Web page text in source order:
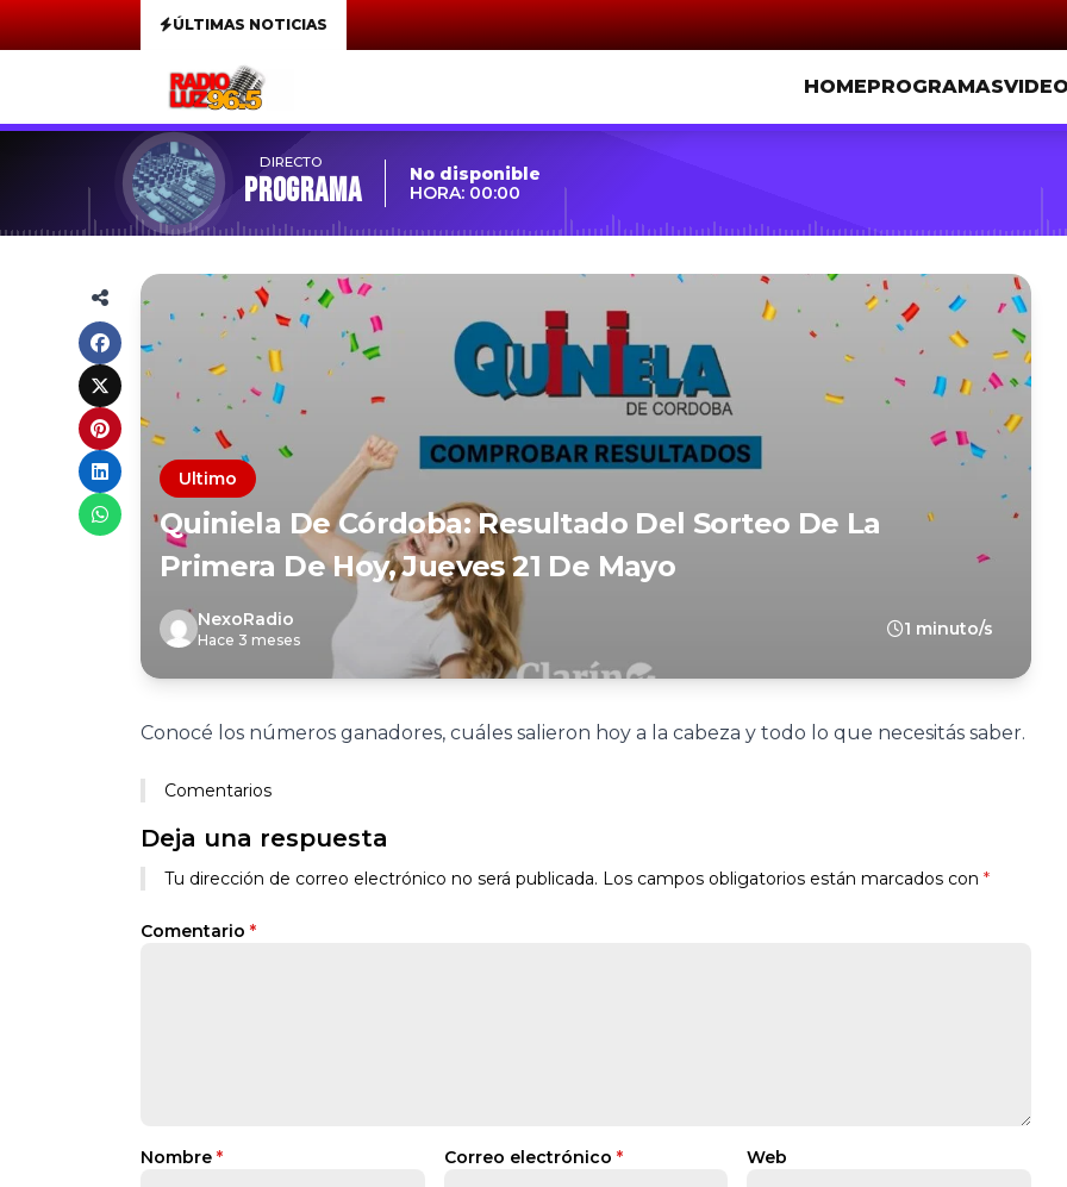
ÚLTIMAS NOTICIAS
HOMEPROGRAMAS
DIRECTO
Programa
No disponible
HORA: 00:00
Ultimo
Quiniela De Córdoba: Resultado Del Sorteo De La
Primera De Hoy, Jueves 21 De Mayo
NexoRadio
Hace 3 meses
1 minuto/s
Conocé los números ganadores, cuáles salieron hoy a la cabeza y todo lo que necesitás saber.
Comentarios
Deja una respuesta
Tu dirección de correo electrónico no será publicada. Los campos obligatorios están marcados con *
Comentario *
Nombre * Correo electrónico * Web